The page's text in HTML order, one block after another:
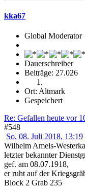
kka67
Global Moderator
Dauerschreiber
Beiträge: 27.026
Ort: Altmark
Gespeichert
Re: Gefallen heute vor
#548
So, 08. Juli 2018, 13:19
Wilhelm Amels-
letzter bekannter
gef. am 08.07.1918,
er ruht auf der
Block 2 Grab 235